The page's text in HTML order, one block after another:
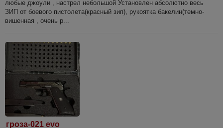
любые джоули , настрел небольшой Установлен абсолютно весь
ЗИП от боевого пистолета(красный зип), рукоятка бакелин(темно-
вишенная , очень р...
гроза-021 evo